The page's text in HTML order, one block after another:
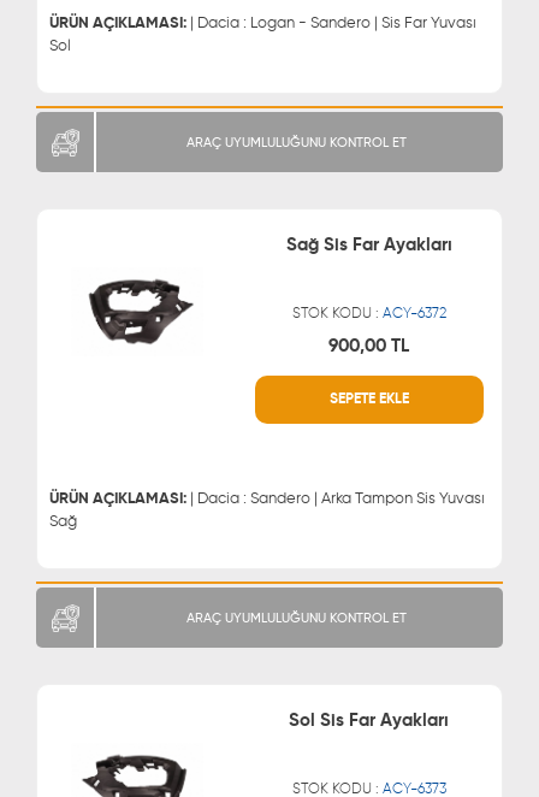
ÜRÜN AÇIKLAMASI: | Dacia : Logan - Sandero | Sis Far Yuvası
Sol
ARAÇ UYUMLULUĞUNU KONTROL ET
Sağ Sis Far Ayakları
STOK KODU : ACY-6372
900,00 TL
SEPETE EKLE
ÜRÜN AÇIKLAMASI: | Dacia : Sandero | Arka Tampon Sis Yuvası
Sağ
MÜŞTERİ HİZMETLERİ
ARAÇ UYUMLULUĞUNU KONTROL ET
Sol Sis Far Ayakları
STOK KODU : ACY-6373